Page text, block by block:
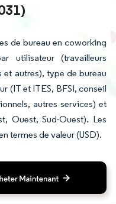
de bureau en coworking
utilisateur (travailleurs
et autres), type de bureau
(IT et ITES, BFSI, conseil
autres services) et
Ouest, Sud-Ouest). Les
termes de valeur (USD).